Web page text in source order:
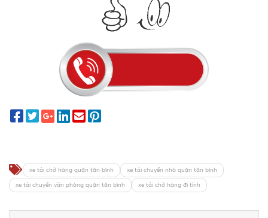
xe tải chở hàng quận tân bình
xe tải chuyển nhà quận tân bình
xe tải chuyển văn phòng quận tân bình
xe tải chở hàng đi tỉnh